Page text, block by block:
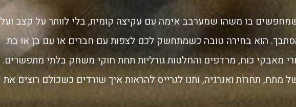
בו משהו שמערבב אימה עם עקיצה קומית, בלי לוותר על קצב ועל
הוא בחירה טובה כשמתחשק לכם לצפות עם חברים או עם בן או בת
מאבקי כוח, מרדפים והחלטות גורליות תחת חוקי משחק בלתי מתפשרים.
108 דקות של מתח, תחרות ואנרגיה, ותנו לגרייס להראות איך שורדים כשכולם רוצים את